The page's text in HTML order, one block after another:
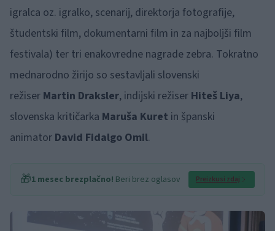
igralca oz. igralko, scenarij, direktorja fotografije,
študentski film, dokumentarni film in za najboljši film
festivala) ter tri enakovredne nagrade zebra. Tokratno
mednarodno žirijo so sestavljali slovenski
režiser Martin Draksler, indijski režiser Hiteš Liya,
slovenska kritičarka Maruša Kuret in španski
animator David Fidalgo Omil.
🎁1 mesec brezplačno! Beri brez oglasov Preizkusi zdaj